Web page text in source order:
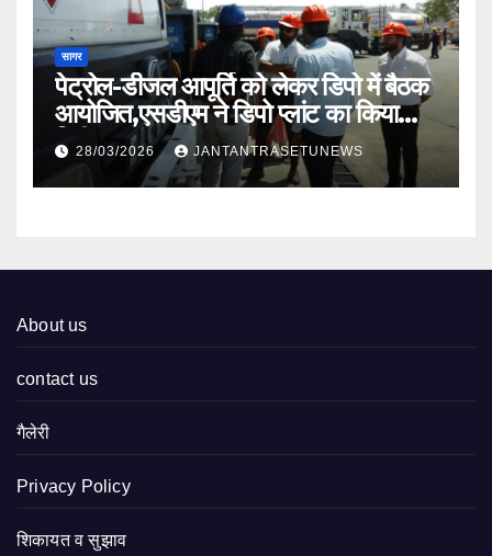
सागर
पेट्रोल-डीजल आपूर्ति को लेकर डिपो में बैठक
आयोजित,एसडीएम ने डिपो प्लांट का किया
निरीक्षण
28/03/2026 JANTANTRASETUNEWS
About us
contact us
गैलेरी
Privacy Policy
शिकायत व सुझाव